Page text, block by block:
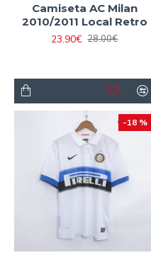
Camiseta AC Milan
2010/2011 Local Retro
23.90€ 28.00€
-18 %